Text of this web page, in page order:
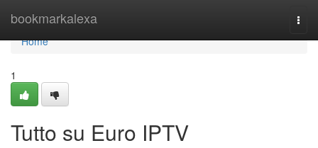
bookmarkalexa
Home
Home
1
Tutto su Euro IPTV